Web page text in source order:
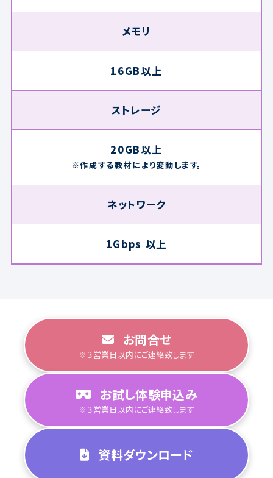
メモリ
16GB以上
ストレージ
20GB以上
※作成する教材により変動します。
ネットワーク
1Gbps 以上
お問合せ
※３営業日以内にご連絡致します
お試し体験申込み
※３営業日以内にご連絡致します
資料ダウンロード